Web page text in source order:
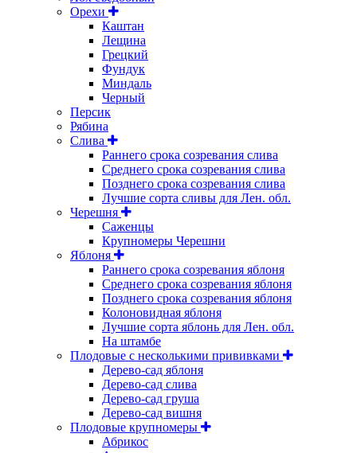
Орехи
Каштан
Лещина
Грецкий
Фундук
Миндаль
Черный
Персик
Рябина
Слива
Раннего срока созревания слива
Среднего срока созревания слива
Позднего срока созревания слива
Лучшие сорта сливы для Лен. обл.
Черешня
Саженцы
Крупномеры Черешни
Яблоня
Раннего срока созревания яблоня
Среднего срока созревания яблоня
Позднего срока созревания яблоня
Колоновидная яблоня
Лучшие сорта яблонь для Лен. обл.
На штамбе
Плодовые с несколькими прививками
Дерево-сад яблоня
Дерево-сад слива
Дерево-сад груша
Дерево-сад вишня
Плодовые крупномеры
Абрикос